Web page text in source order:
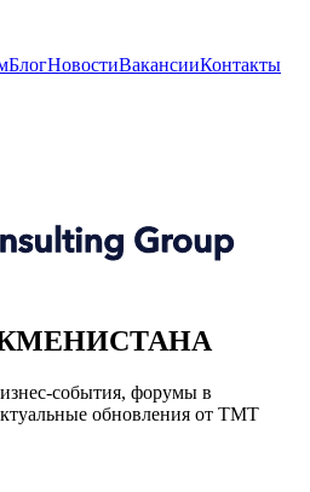
БлогНовостиВакансииКонтакты
события, форумы в
обновления от TMT